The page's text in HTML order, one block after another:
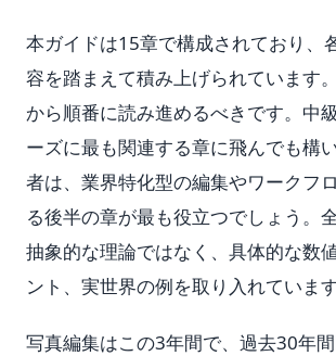
本ガイドは15章で構成されており、
容を踏まえて積み上げられています
から順番に読み進めるべきです。中
ーズに最も関連する章に飛んでも構
者は、業界特化型の編集やワークフ
る後半の章が最も役立つでしょう。
抽象的な理論ではなく、具体的な数
ント、実世界の例を取り入れています
写真編集はこの3年間で、過去30年